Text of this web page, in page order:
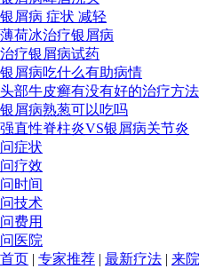
银屑病 症状 减轻
薄荷冰治疗银屑病
治疗银屑病试药
银屑病吃什么有助病情
头部牛皮癣有没有好的治疗方法
银屑病熟葱可以吃吗
强直性脊柱炎VS银屑病关节炎
问症状
问疗效
问时间
问技术
问费用
问医院
首页 | 专家推荐 | 最新疗法 | 来